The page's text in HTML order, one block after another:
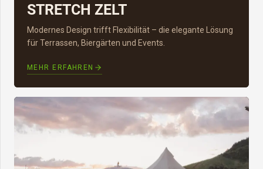
STRETCH ZELT
Modernes Design trifft Flexibilität – die elegante Lösung
für Terrassen, Biergärten und Events.
MEHR ERFAHREN